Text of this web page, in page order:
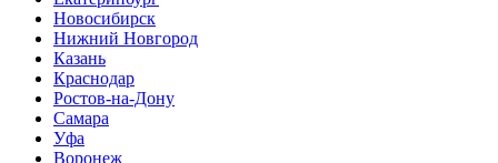
Новосибирск
Нижний Новгород
Казань
Краснодар
Ростов-на-Дону
Самара
Уфа
Воронеж